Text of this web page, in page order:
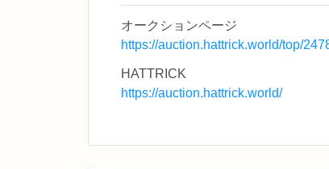
オークションページ
https://auction.hattrick.world/top/
HATTRICK
https://auction.hattrick.world/